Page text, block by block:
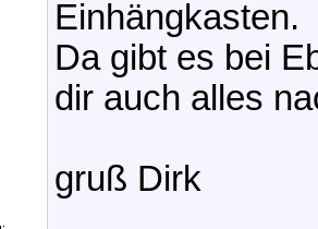
Einhängkasten.
Da gibt es bei
dir auch alles
gruß Dirk